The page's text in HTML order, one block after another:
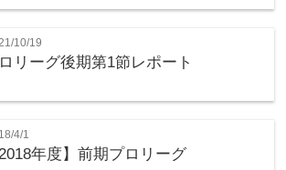
10/19
リーグ後期第1節レポート
4/1
2018年度】前期プロリーグ